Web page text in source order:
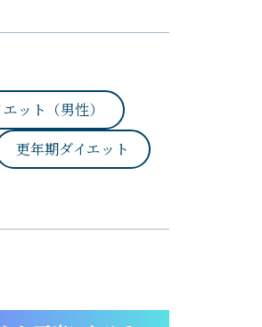
ット（男性）
更年期ダイエット